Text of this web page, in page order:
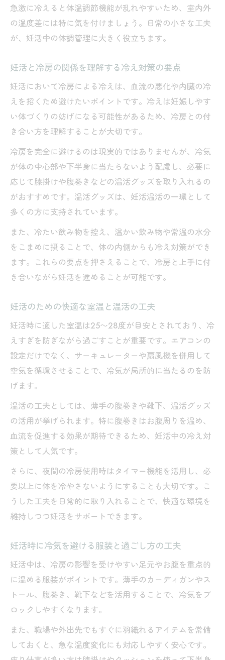
妊活中のクーラー使用時に意識したい冷え
対策
ト
妊活のための室温管理と冷え防止のヒント
冷えやすい職場に適した妊活温活実践法
妊活世代向け職場での簡単冷え対策アイデ
ア
妊活を意識したオフィスでの温活習慣の工
夫
妊活中の冷えを防ぐ持ち運び温活グッズ活
用法
妊活のための服装選びと冷えに強いアイテ
ム
妊活時におすすめの職場での温活飲み物
温活グッズで叶える夏の妊活サポート
妊活におすすめの温活グッズ徹底活用法
い方
妊活と冷え対策に便利な温活グッズランキ
ング
妊活サポートに温活グッズを上手に取り入
れるコツ
説
無理なく妊活体質へ導く冷房対策のコツ
妊活体質へ導く無理のない冷房対策の実践
法
妊活時に継続しやすい冷え対策のアイデア
妊活のための小さな習慣で変わる体調管理
妊活で重視したい冷え対策と温活のバラン
急激に冷えると体温調節機能が乱れやすいため、室内外
の温度差には特に気を付けましょう。日常の小さな工夫
が、妊活中の体調管理に大きく役立ちます。
妊活と冷房の関係を理解する冷え対策の要点
妊活において冷房による冷えは、血流の悪化や内臓の冷
えを招くため避けたいポイントです。冷えは妊娠しやす
い体づくりの妨げになる可能性があるため、冷房との付
き合い方を理解することが大切です。
冷房を完全に避けるのは現実的ではありませんが、冷気
が体の中心部や下半身に当たらないよう配慮し、必要に
応じて膝掛けや腹巻きなどの温活グッズを取り入れるの
がおすすめです。温活グッズは、妊活温活の一環として
多くの方に支持されています。
また、冷たい飲み物を控え、温かい飲み物や常温の水分
をこまめに摂ることで、体の内側からも冷え対策ができ
ます。これらの要点を押さえることで、冷房と上手に付
き合いながら妊活を進めることが可能です。
妊活のための快適な室温と温活の工夫
妊活時に適した室温は25〜28度が目安とされており、冷
えすぎを防ぎながら過ごすことが重要です。エアコンの
設定だけでなく、サーキュレーターや扇風機を併用して
空気を循環させることで、冷気が局所的に当たるのを防
げます。
温活の工夫としては、薄手の腹巻きや靴下、温活グッズ
の活用が挙げられます。特に腹巻きはお腹周りを温め、
血流を促進する効果が期待できるため、妊活中の冷え対
策として人気です。
さらに、夜間の冷房使用時はタイマー機能を活用し、必
要以上に体を冷やさないようにすることも大切です。こ
うした工夫を日常的に取り入れることで、快適な環境を
維持しつつ妊活をサポートできます。
妊活時に冷気を避ける服装と過ごし方の工夫
妊活中は、冷房の影響を受けやすい足元やお腹を重点的
に温める服装がポイントです。薄手のカーディガンやス
トール、腹巻き、靴下などを活用することで、冷気をブ
ロックしやすくなります。
また、職場や外出先でもすぐに羽織れるアイテムを常備
しておくと、急な温度変化にも対応しやすく安心です。